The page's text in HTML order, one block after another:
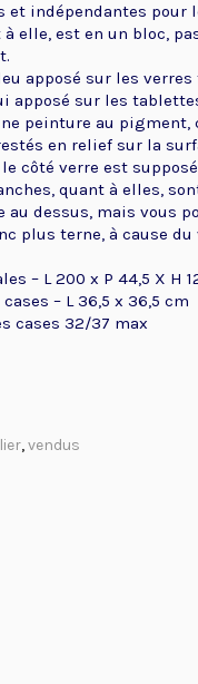
et indépendantes pour
elle, est en un bloc,
apposé sur les
apposé sur les
peinture au pigment,
en relief sur la
côté verre est
quant à elles,
au dessus, mais vous
plus terne, à cause du
– L 200 x P 44,5 X H
– L 36,5 x 36,5 cm
cases 32/37 max
,vendus